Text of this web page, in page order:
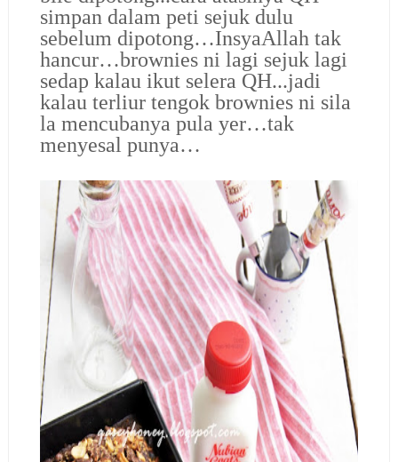
simpan dalam peti sejuk dulu
sebelum dipotong…InsyaAllah tak
hancur…brownies ni lagi sejuk lagi
sedap kalau ikut selera QH...jadi
kalau terliur tengok brownies ni sila
la mencubanya pula yer…tak
menyesal punya…